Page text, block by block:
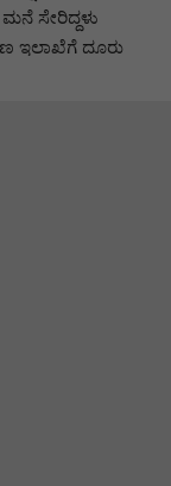
ಸೇರಿದ್ದಳು
ಇಲಾಖೆಗೆ ದೂರು